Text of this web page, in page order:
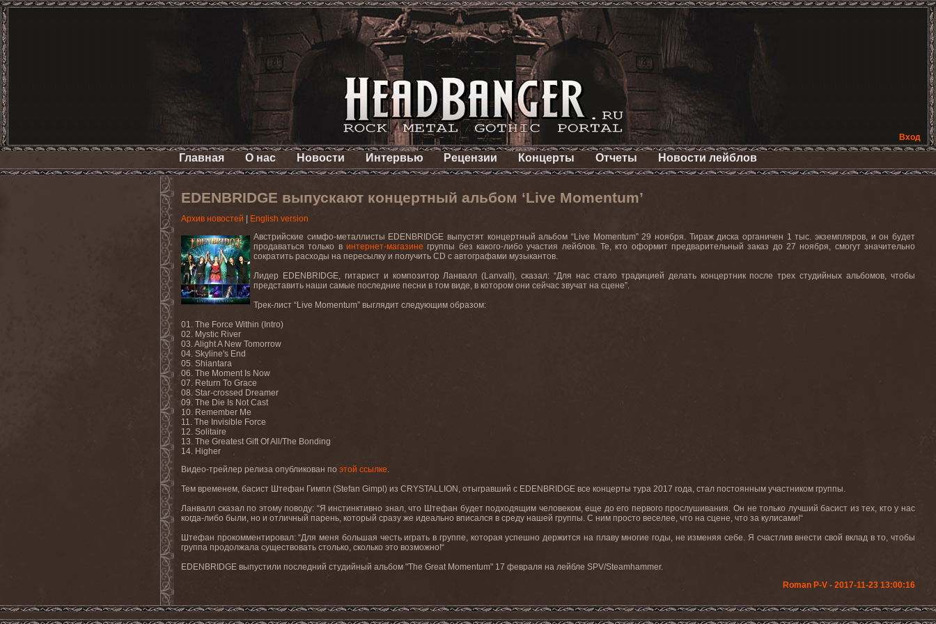
Вход
Главная О нас Новости Интервью Рецензии Концерты Отчеты Новости лейблов
EDENBRIDGE выпускают концертный альбом ‘Live Momentum’
Архив новостей
English version
Австрийские симфо-металлисты EDENBRIDGE выпустят концертный альбом “Live Momentum” 29 ноября. Тираж диска органичен 1 тыс. экземпляров, и он будет
продаваться только в интернет-магазине группы без какого-либо участия лейблов. Те, кто оформит предварительный заказ до 27 ноября, смогут значительно
сократить расходы на пересылку и получить CD с автографами музыкантов.
Лидер
EDENBRIDGE, гитарист и композитор Ланвалл (Lanvall), сказал: “Для нас стало традицией делать концертник после трех студийных альбомов, чтобы
представить наши самые последние песни в том виде, в котором они сейчас звучат на сцене”.
Трек-лист “Live Momentum” выглядит следующим образом:
01. The Force Within (Intro)
02. Mystic River
03. Alight A New Tomorrow
04. Skyline's End
05. Shiantara
06. The Moment Is Now
07. Return To Grace
08. Star-crossed Dreamer
09. The Die Is Not Cast
10. Remember Me
11. The Invisible Force
12. Solitaire
13. The Greatest Gift Of All/The Bonding
14. Higher
Видео-трейлер релиза опубликован по этой ссылке.
Тем временем, басист Штефан Гимпл (Stefan Gimpl ) из CRYSTALLION , отыгравший с EDENBRIDGE все концерты тура 2017 года, стал постоянным участником группы.
Ланвалл сказал по этому поводу: “Я инстинктивно знал, что Штефан будет подходящим человеком, еще до его первого прослушивания. Он не только лучший басист из тех, кто у нас
когда-либо были, но и отличный парень, который сразу же идеально вписался в среду нашей группы. С ним просто веселее, что на сцене, что за кулисами!“
Штефан прокомментировал: “Для меня большая честь играть в группе, которая успешно держится на плаву многие годы, не изменяя себе. Я счастлив внести свой вклад в то, чтобы
группа продолжала существовать столько, сколько это возможно!“
EDENBRIDGE выпустили последний студийный альбом "The Great Momentum" 17 февраля на лейбле SPV/Steamhammer.
Roman P-V - 2017-11-23 13:00:16